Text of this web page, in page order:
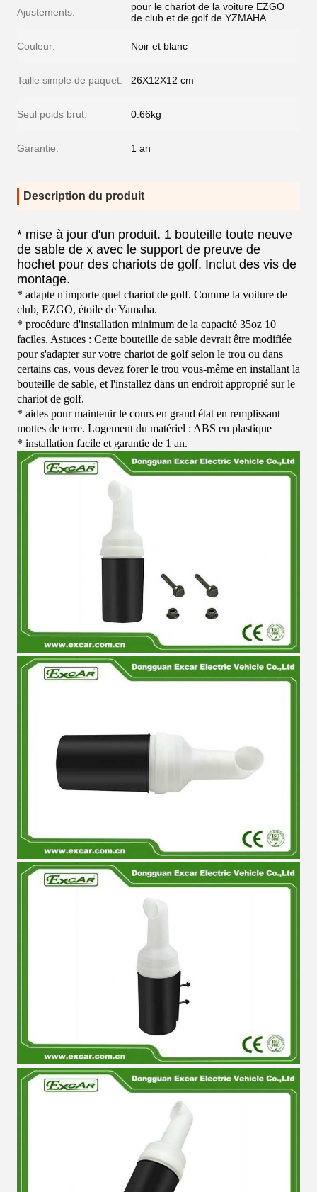
Ajustements:
pour le chariot de la voiture EZGO
de club et de golf de YZMAHA
Couleur: Noir et blanc
Taille simple de paquet: 26X12X12 cm
Seul poids brut: 0.66kg
Garantie: 1 an
Description du produit
* mise à jour d'un produit. 1 bouteille toute neuve
de sable de x avec le support de preuve de
hochet pour des chariots de golf. Inclut des vis de
montage.
* adapte n'importe quel chariot de golf. Comme la voiture de
club, EZGO, étoile de Yamaha.
* procédure d'installation minimum de la capacité 35oz 10
faciles. Astuces : Cette bouteille de sable devrait être modifiée
pour s'adapter sur votre chariot de golf selon le trou ou dans
certains cas, vous devez forer le trou vous-même en installant la
bouteille de sable, et l'installez dans un endroit approprié sur le
chariot de golf.
* aides pour maintenir le cours en grand état en remplissant
mottes de terre. Logement du matériel : ABS en plastique
* installation facile et garantie de 1 an.